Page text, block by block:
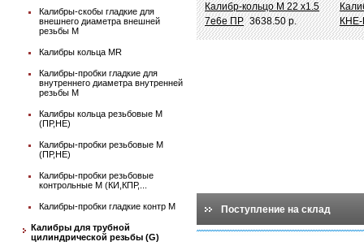
Калибры-скобы гладкие для
внешнего диаметра внешней
резьбы М
Калибры кольца MR
Калибры-пробки гладкие для
внутреннего диаметра внутренней
резьбы М
Калибры кольца резьбовые М
(ПР,НЕ)
Калибры-пробки резьбовые М
(ПР,НЕ)
Калибры-пробки резьбовые
контрольные М (КИ,КПР,...
Калибры-пробки гладкие контр М
Калибры для трубной
цилиндрической резьбы (G)
Калибр-кольцо М 22 х1.5
7е6е ПР 3638.50 р.
КНЕ-
Поступление на склад